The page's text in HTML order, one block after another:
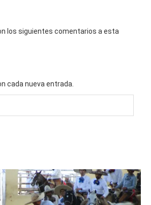
los siguientes comentarios a esta
cada nueva entrada.